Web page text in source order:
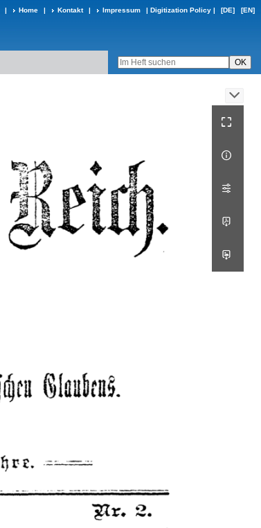
| Home | Kontakt | Impressum | Digitization Policy | [DE] [EN]